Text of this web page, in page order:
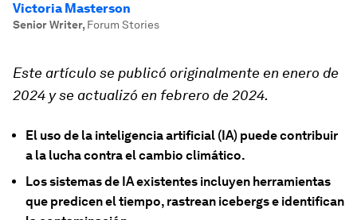
Victoria Masterson
Senior Writer, Forum Stories
Este artículo se publicó originalmente en enero de
2024 y se actualizó en febrero de 2024.
El uso de la inteligencia artificial (IA) puede contribuir
a la lucha contra el cambio climático.
Los sistemas de IA existentes incluyen herramientas
que predicen el tiempo, rastrean icebergs e identifican